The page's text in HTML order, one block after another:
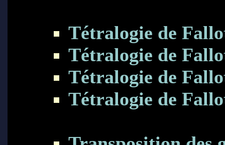
Tétralogie de
Tétralogie de
Tétralogie de
Tétralogie de